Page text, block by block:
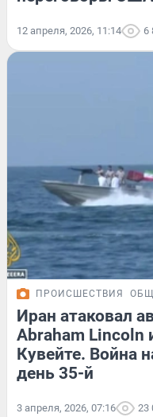
12 апреля, 2026, 11:14 6
ПРОИСШЕСТВИЯ
Иран атаковал
Abraham
Кувейте. Война
день 35-й
3 апреля, 2026, 07:16 23